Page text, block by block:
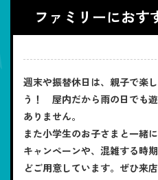
ファミリーにおす
週末や振替休日は、親子で楽
う！ 屋内だから雨の日でも
ありません。
また小学生のお子さまと一緒
キャンペーンや、混雑する時
どご用意しています。ぜひ来